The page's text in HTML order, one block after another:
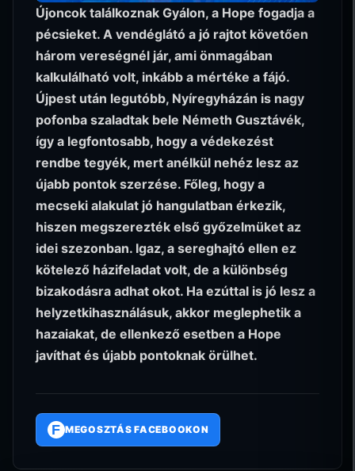
Újoncok találkoznak Gyálon, a Hope fogadja a
pécsieket. A vendéglátó a jó rajtot követően
három vereségnél jár, ami önmagában
kalkulálható volt, inkább a mértéke a fájó.
Újpest után legutóbb, Nyíregyházán is nagy
pofonba szaladtak bele Németh Gusztávék,
így a legfontosabb, hogy a védekezést
rendbe tegyék, mert anélkül nehéz lesz az
újabb pontok szerzése. Főleg, hogy a
mecseki alakulat jó hangulatban érkezik,
hiszen megszerezték első győzelmüket az
idei szezonban. Igaz, a sereghajtó ellen ez
kötelező házifeladat volt, de a különbség
bizakodásra adhat okot. Ha ezúttal is jó lesz a
helyzetkihasználásuk, akkor meglephetik a
hazaiakat, de ellenkező esetben a Hope
javíthat és újabb pontoknak örülhet.
F MEGOSZTÁS FACEBOOKON